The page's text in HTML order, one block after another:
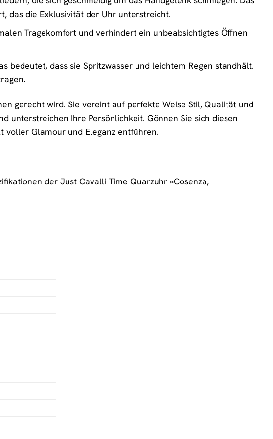
das die Exklusivität der Uhr unterstreicht.
Tragekomfort und verhindert ein unbeabsichtigtes Öffnen
bedeutet, dass sie Spritzwasser und leichtem Regen standhält.
gerecht wird. Sie vereint auf perfekte Weise Stil, Qualität und
unterstreichen Ihre Persönlichkeit. Gönnen Sie sich diesen
voller Glamour und Eleganz entführen.
der Just Cavalli Time Quarzuhr »Cosenza,